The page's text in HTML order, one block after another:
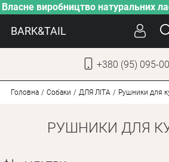
Власне виробництво натуральних
BARK&TAIL
+380 (95) 095-
ДОГЛЯД
Головна Собаки ДЛЯ ЛІТА Рушники для
РУШНИКИ ДЛЯ